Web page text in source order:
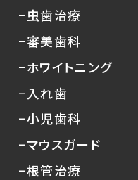
−虫歯治療
−審美歯科
−ホワイトニング
−入れ歯
−小児歯科
−マウスガード
−根管治療